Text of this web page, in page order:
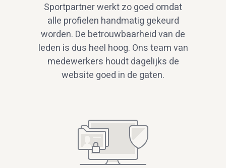
Sportpartner werkt zo goed omdat
alle profielen handmatig gekeurd
worden. De betrouwbaarheid van de
leden is dus heel hoog. Ons team van
medewerkers houdt dagelijks de
website goed in de gaten.